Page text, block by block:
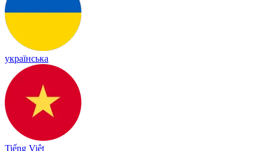
українська
Tiếng Việt